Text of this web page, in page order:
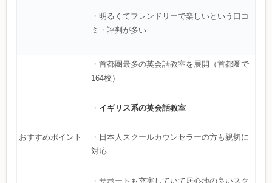
・明るくてフレンドリーで楽しいという口コ
ミ・評判が多い
おすすめポイント
・首都圏最多の英会話教室を展開（首都圏で
164校）
・ イギリス系の英会話教室
・日本人スクールカウンセラーの方も親切に
対応
・サポートも充実していて居心地の良いスク